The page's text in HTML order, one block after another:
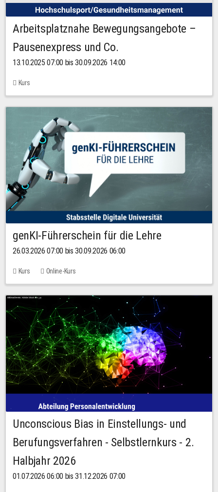
Arbeitsplatznahe Bewegungsangebote –
Pausenexpress und Co.
13.10.2025 07:00 bis 30.09.2026 14:00
Kurs
genKI-Führerschein für die Lehre
26.03.2026 07:00 bis 30.09.2026 06:00
Kurs Online-Kurs
Unconscious Bias in Einstellungs- und
Berufungsverfahren - Selbstlernkurs - 2.
Halbjahr 2026
01.07.2026 06:00 bis 31.12.2026 07:00